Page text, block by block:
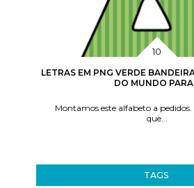
LETRAS EM PNG VERDE
DO MUNDO
Montamos este alfabeto a pedidos.
que...
TAGS